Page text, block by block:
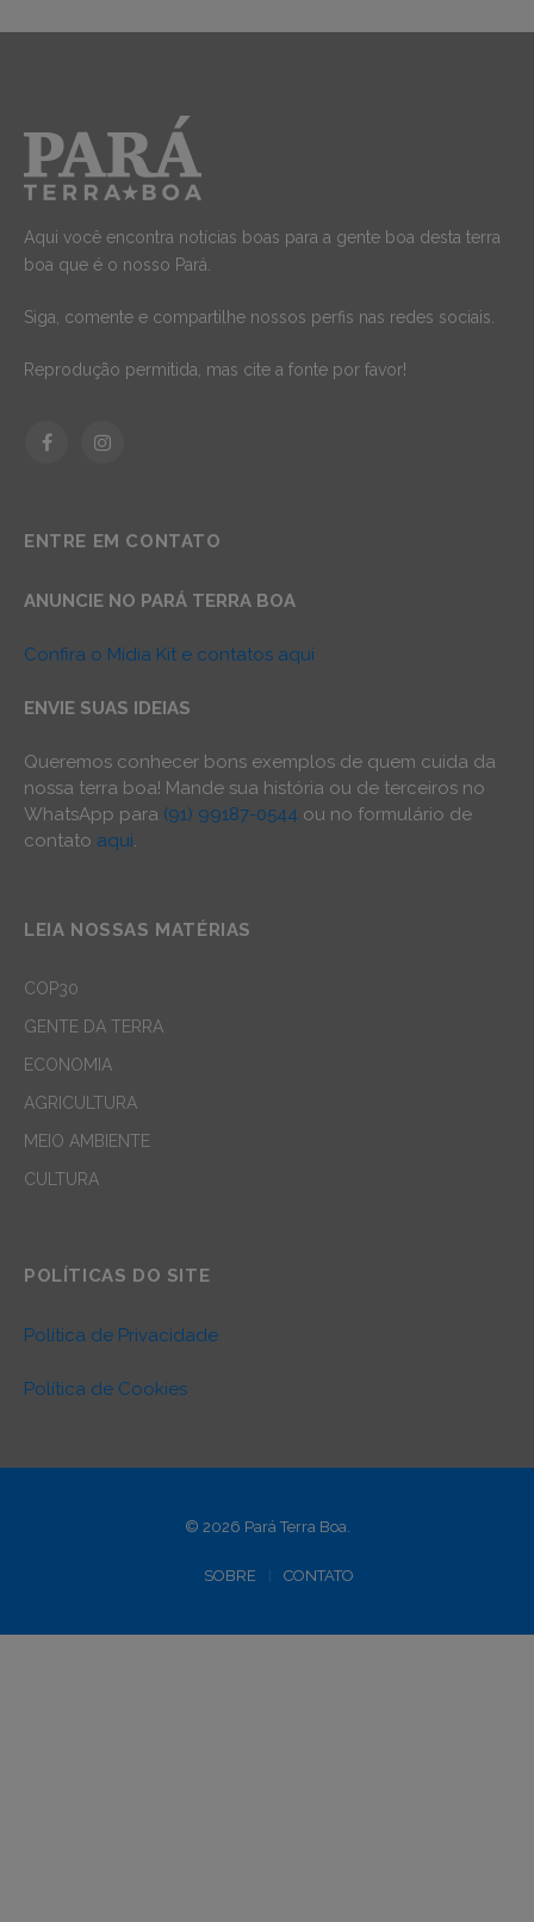
Aqui você encontra notícias boas para a gente boa desta terra
boa que é o nosso Pará.
Siga, comente e compartilhe nossos perfis nas redes sociais.
Reprodução permitida, mas cite a fonte por favor!
FacebookInstagram
ENTRE EM CONTATO
ANUNCIE NO PARÁ TERRA BOA
Confira o Mídia Kit e contatos aqui
ENVIE SUAS IDEIAS
Queremos conhecer bons exemplos de quem cuida da
nossa terra boa! Mande sua história ou de terceiros no
WhatsApp para (91) 99187-0544 ou no formulário de
contato aqui.
LEIA NOSSAS MATÉRIAS
COP30
GENTE DA TERRA
ECONOMIA
AGRICULTURA
MEIO AMBIENTE
CULTURA
POLÍTICAS DO SITE
Política de Privacidade
Política de Cookies
© 2026 Pará Terra Boa.
SOBRE CONTATO